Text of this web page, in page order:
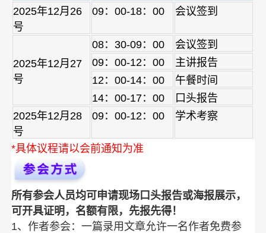
2025年12月26
号
09：00-18：00 会议签到
2025年12月27
号
08：30-09：00
会议签到
09：00-12：00
主讲报告
12：00-14：00
午餐时间
14：00-17：00
口头报告
2025年12月28
号
09：00-12：00 学术考察
*具体议程请以会前通知为准
所有参会人员均可申请现场口头报告或海报展示，
可开具证明，名额有限，先报先得！
1、作者参会：一篇录用文章允许一名作者免费参